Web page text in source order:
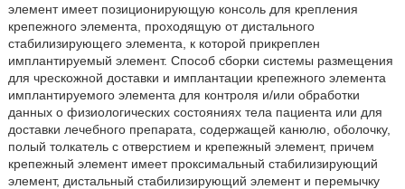
элемент имеет позиционирующую консоль для крепления
крепежного элемента, проходящую от дистального
стабилизирующего элемента, к которой прикреплен
имплантируемый элемент. Способ сборки системы размещения
для чрескожной доставки и имплантации крепежного элемента
имплантируемого элемента для контроля и/или обработки
данных о физиологических состояниях тела пациента или для
доставки лечебного препарата, содержащей канюлю, оболочку,
полый толкатель с отверстием и крепежный элемент, причем
крепежный элемент имеет проксимальный стабилизирующий
элемент, дистальный стабилизирующий элемент и перемычку